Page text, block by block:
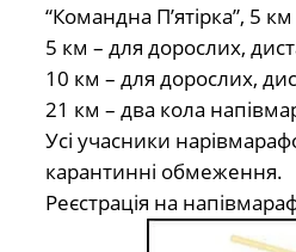
“Командна П’ятірка”, 5
5 км – для дорослих,
10 км – для дорослих,
21 км – два кола
Усі учасники
карантинні обмеження.
Реєстрація на